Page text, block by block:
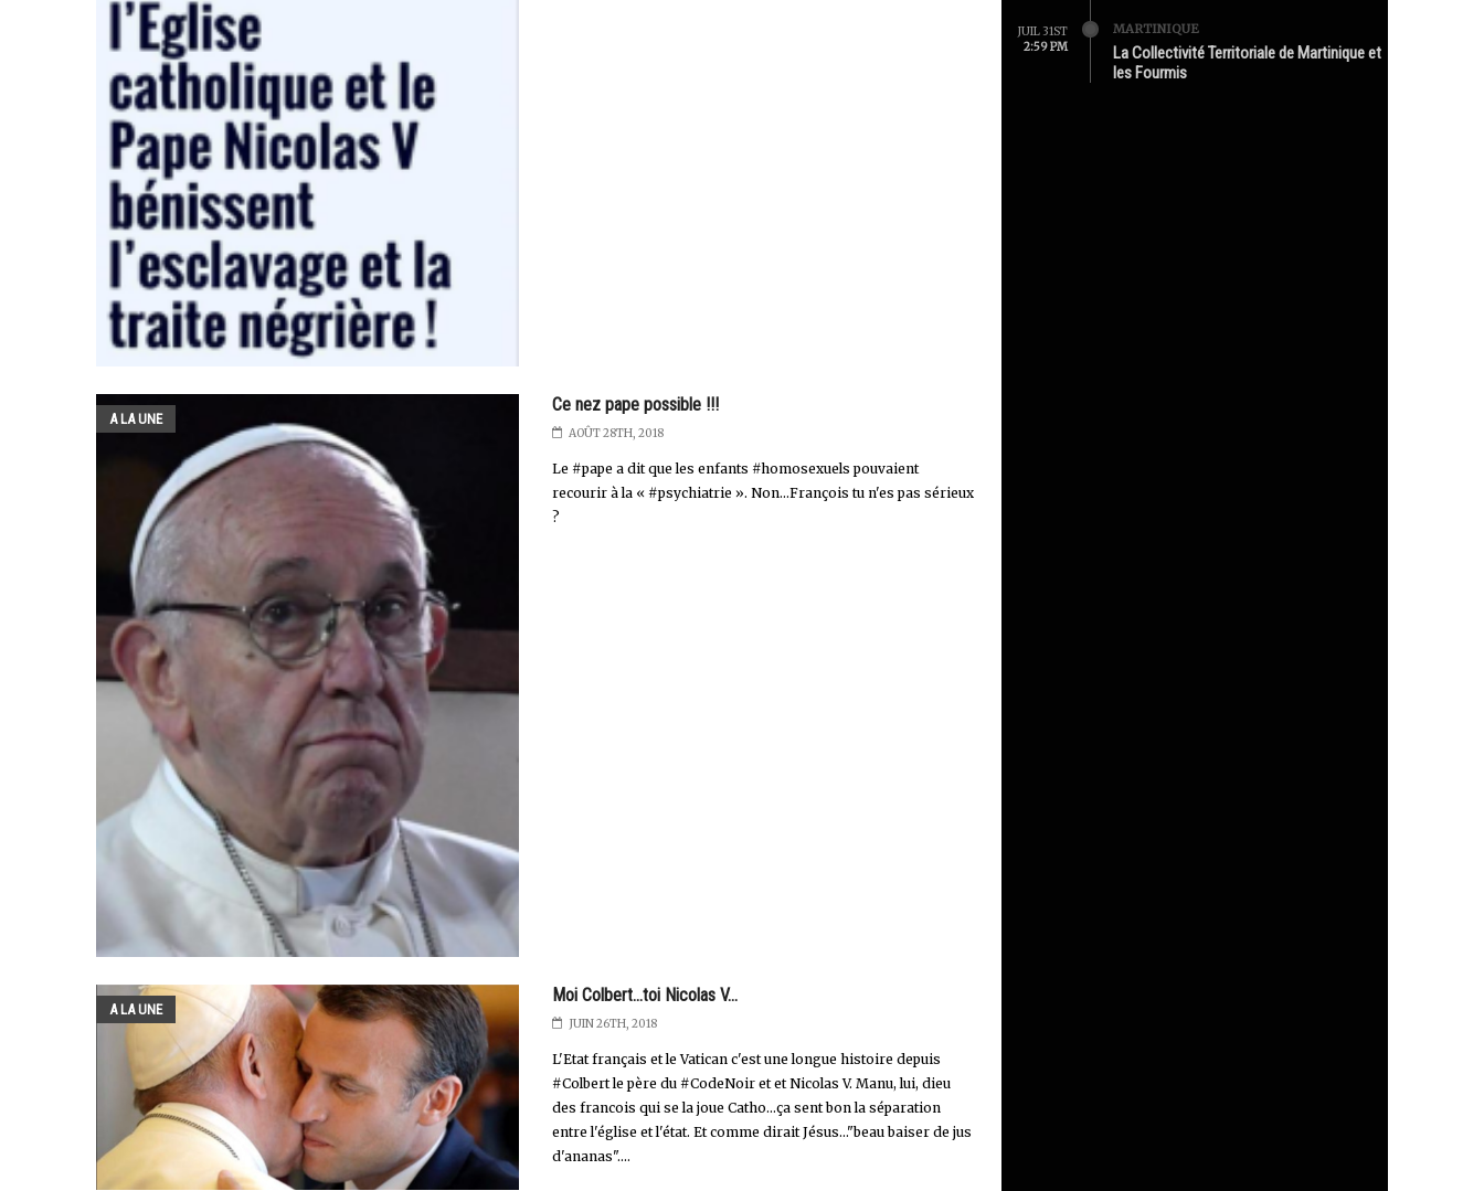
A LA UNE
Ce nez pape possible !!!
AOÛT 28TH, 2018
Le #pape a dit que les enfants #homosexuels pouvaient
recourir à la « #psychiatrie ». Non...François tu n'es pas sérieux
?
A LA UNE
Moi Colbert...toi Nicolas V...
JUIN 26TH, 2018
L'Etat français et le Vatican c'est une longue histoire depuis
#Colbert le père du #CodeNoir et et Nicolas V. Manu, lui, dieu
des francois qui se la joue Catho...ça sent bon la séparation
entre l'église et l'état. Et comme dirait Jésus..."beau baiser de jus
d'ananas"....
JUIL 31ST
2:59 PM
MARTINIQUE
La Collectivité Territoriale de Martinique et
les Fourmis